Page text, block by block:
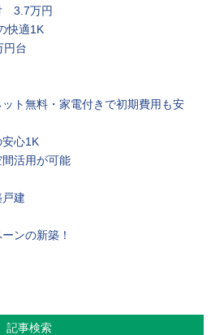
3.7万円
快適1K
円台
ト無料・家電付きで初期費用も安
心1K
活用が可能
建
ンの新築！
記事検索